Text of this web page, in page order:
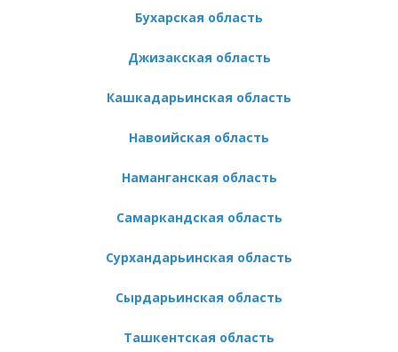
Бухарская область
Джизакская область
Кашкадарьинская область
Навоийская область
Наманганская область
Самаркандская область
Сурхандарьинская область
Сырдарьинская область
Ташкентская область